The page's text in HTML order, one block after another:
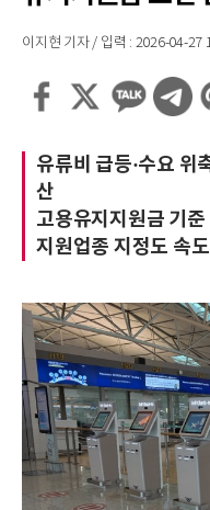
이지현 기자 / 입력 : 2026-04-27
유류비 급등·수요 위
산
고용유지지원금 기
지원업종 지정도 속도